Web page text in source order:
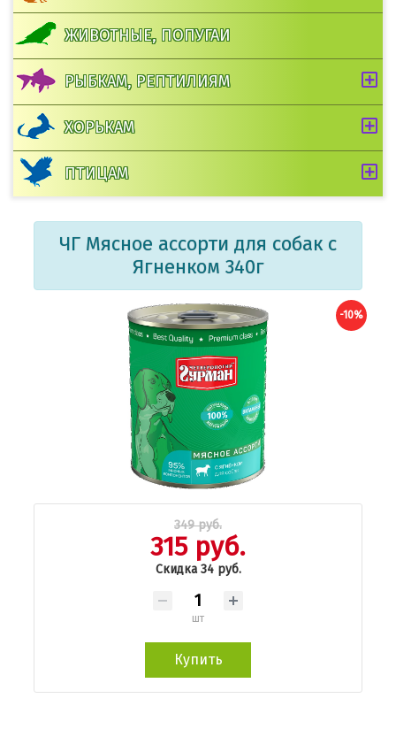
ЖИВОТНЫЕ, ПОПУГАИ
РЫБКАМ, РЕПТИЛИЯМ
ХОРЬКАМ
ПТИЦАМ
ЧГ Мясное ассорти для собак с
Ягненком 340г
-10%
349 руб.
315 руб.
Скидка 34 руб.
шт
Купить